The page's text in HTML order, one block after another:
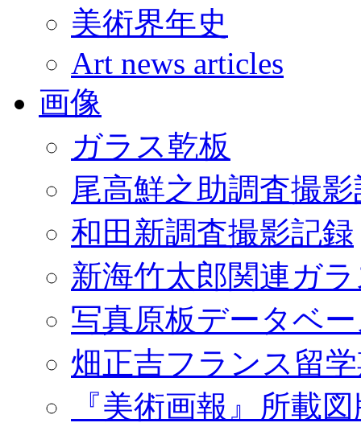
美術界年史
Art news articles
画像
ガラス乾板
尾高鮮之助調査撮
和田新調査撮影記録
新海竹太郎関連ガ
写真原板データベ
畑正吉フランス留
『美術画報』所載